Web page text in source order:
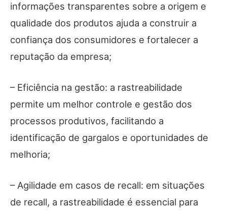
informações transparentes sobre a origem e
qualidade dos produtos ajuda a construir a
confiança dos consumidores e fortalecer a
reputação da empresa;
– Eficiência na gestão: a rastreabilidade
permite um melhor controle e gestão dos
processos produtivos, facilitando a
identificação de gargalos e oportunidades de
melhoria;
– Agilidade em casos de recall: em situações
de recall, a rastreabilidade é essencial para